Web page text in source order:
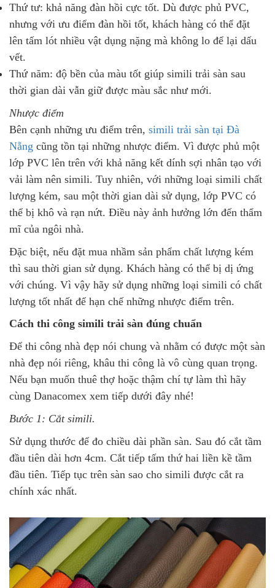
Thứ tư: khả năng đàn hồi cực tốt. Dù được phủ PVC,
nhưng với ưu điểm đàn hồi tốt, khách hàng có thể đặt
lên tấm lót nhiều vật dụng nặng mà không lo để lại dấu
vết.
Thứ năm: độ bền của màu tốt giúp simili trải sàn sau
thời gian dài vẫn giữ được màu sắc như mới.
Nhược điểm
Bên cạnh những ưu điểm trên, simili trải sàn tại Đà
Nẵng cũng tồn tại những nhược điểm. Vì được phủ một
lớp PVC lên trên với khả năng kết dính sợi nhân tạo với
vải làm nên simili. Tuy nhiên, với những loại simili chất
lượng kém, sau một thời gian dài sử dụng, lớp PVC có
thể bị khô và rạn nứt. Điều này ảnh hưởng lớn đến thẩm
mĩ của ngôi nhà.
Đặc biệt, nếu đặt mua nhầm sản phẩm chất lượng kém
thì sau thời gian sử dụng. Khách hàng có thể bị dị ứng
với chúng. Vì vậy hãy sử dụng những loại simili có chất
lượng tốt nhất để hạn chế những nhược điểm trên.
Cách thi công simili trải sàn đúng chuẩn
Để thi công nhà đẹp nói chung và nhằm có được một sàn
nhà đẹp nói riêng, khâu thi công là vô cùng quan trọng.
Nếu bạn muốn thuê thợ hoặc thậm chí tự làm thì hãy
cùng Danacomex xem tiếp dưới đây nhé!
Bước 1: Cắt simili.
Sử dụng thước để đo chiều dài phần sàn. Sau đó cắt tầm
đầu tiên dài hơn 4cm. Cắt tiếp tấm thứ hai liền kề tầm
đầu tiên. Tiếp tục trên sàn sao cho simili được cắt ra
chính xác nhất.